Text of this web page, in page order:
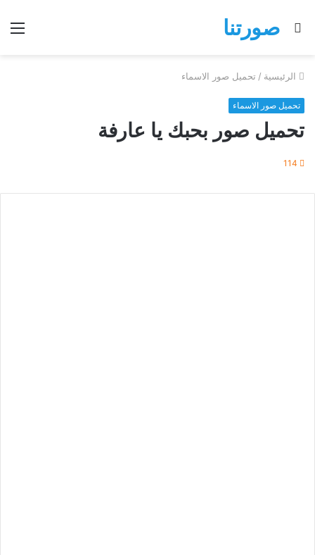
صورتنا
بحث
الرئيسية / تحميل صور الاسماء
تحميل صور الاسماء
تحميل صور بحبك يا عارفة
114